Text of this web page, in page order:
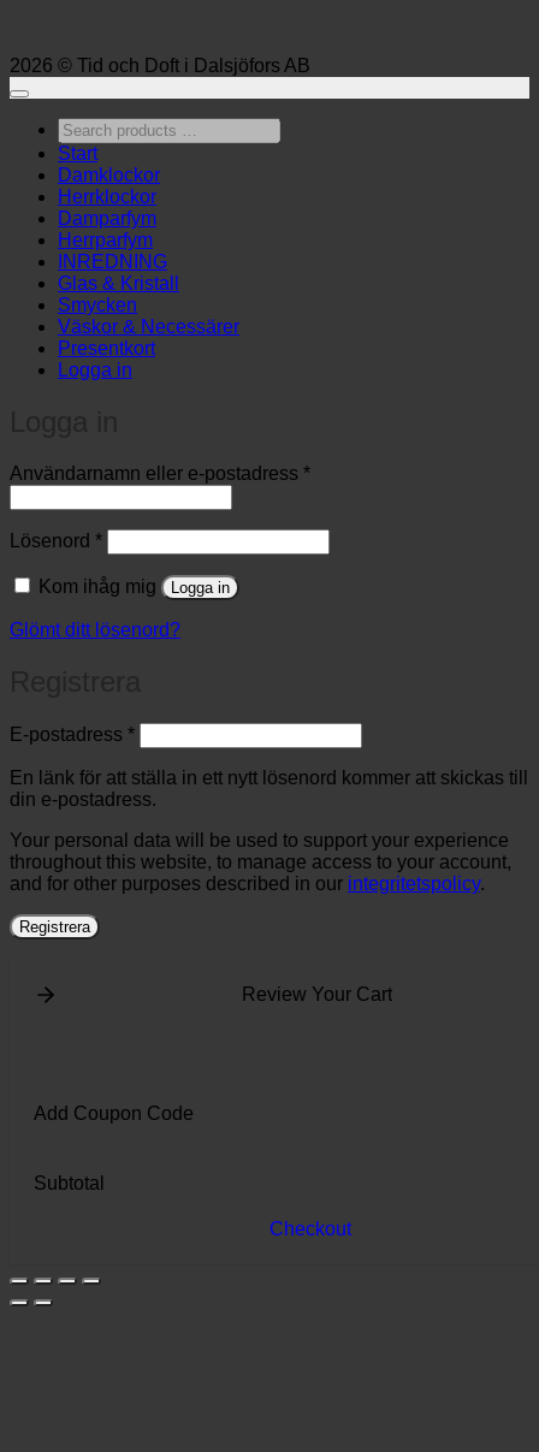
2026 © Tid och Doft i Dalsjöfors AB
Search
products
…
Start
Damklockor
Herrklockor
Damparfym
Herrparfym
INREDNING
Glas & Kristall
Smycken
Väskor & Necessärer
Presentkort
Logga in
Användarnamn eller e-postadress *Obligatoriskt
Lösenord *Obligatoriskt
Kom ihåg mig Logga in
Glömt ditt lösenord?
E-postadress *Obligatoriskt
En länk för att ställa in ett nytt lösenord kommer att skickas till
din e-postadress.
Your personal data will be used to support your experience
throughout this website, to manage access to your account,
and for other purposes described in our integritetspolicy.
Registrera
Review Your Cart
Add Coupon Code
Subtotal
Checkout